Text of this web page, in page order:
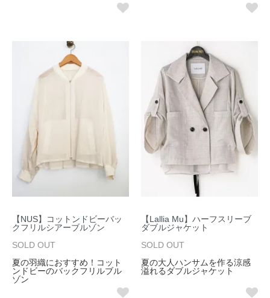
【NUS】コットンドビーバッ
クフリルシアーブルゾン
SOLD OUT
夏の羽織におすすめ！コット
ンドビーのバックフリルブル
ゾン
【Lallia Mu】ハーフスリーブ
ダブルジャケット
SOLD OUT
夏の大人ハンサムを作る涼感
溢れるダブルジャケット